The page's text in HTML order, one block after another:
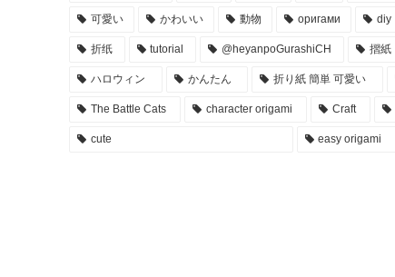
可愛い かわいい 動物 оригами diy
折纸 tutorial @heyanpoGurashiCH 摺紙
ハロウィン かんたん 折り紙 簡単 可愛い
The Battle Cats character origami Craft
cute easy origami